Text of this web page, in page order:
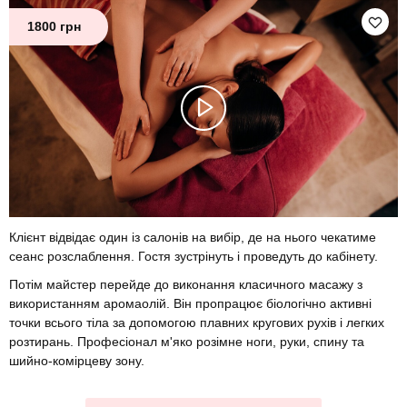
1800 грн
Клієнт відвідає один із салонів на вибір, де на нього чекатиме
сеанс розслаблення. Гостя зустрінуть і проведуть до кабінету.
Потім майстер перейде до виконання класичного масажу з
використанням аромаолій. Він пропрацює біологічно активні
точки всього тіла за допомогою плавних кругових рухів і легких
розтирань. Професіонал м'яко розімне ноги, руки, спину та
шийно-комірцеву зону.